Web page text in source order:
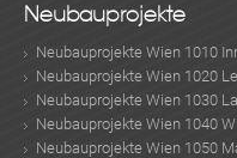
Neubauprojekte
Neubauprojekte Wien 1010
Neubauprojekte Wien 1020
Neubauprojekte Wien 1030
Neubauprojekte Wien 1040
Neubauprojekte Wien 1050